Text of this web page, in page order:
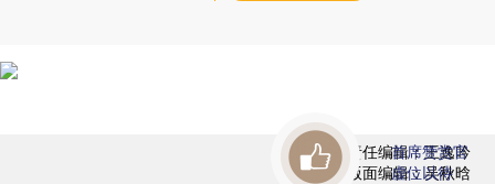
责任编辑：王逸吟
版面编辑：吴秋晗
首席赞赏官
虚位以待